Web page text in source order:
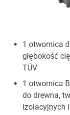
1 otwornica
głębokość
TÜV
1 otwornica
do drewna,
izolacyjnych